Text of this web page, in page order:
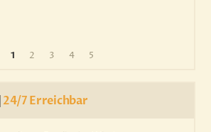
24/7 Erreichbar
1 2 3 4 5